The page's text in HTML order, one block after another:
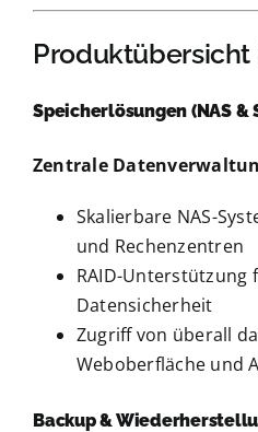
Speicherlösungen (NAS &
Zentrale
Skalierbare NAS-
und Rechenzentren
RAID-Unterstützung
Datensicherheit
Zugriff von überall
Weboberfläche und
Backup &